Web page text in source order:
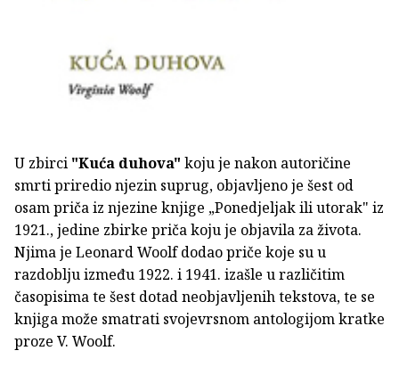
U zbirci "Kuća duhova" koju je nakon autoričine
smrti priredio njezin suprug, objavljeno je šest od
osam priča iz njezine knjige „Ponedjeljak ili utorak" iz
1921., jedine zbirke priča koju je objavila za života.
Njima je Leonard Woolf dodao priče koje su u
razdoblju između 1922. i 1941. izašle u različitim
časopisima te šest dotad neobjavljenih tekstova, te se
knjiga može smatrati svojevrsnom antologijom kratke
proze V. Woolf.